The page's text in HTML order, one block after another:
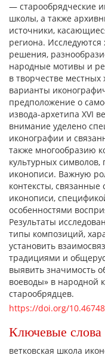
Ключевые слова
ветковская школа
— старообрядческие
школы, а также
источники,
региона.
решения,
народные мотивы и
в творчестве
варианты
предположение о
извода-архетипа XVI
внимание уделено
иконографии и
также многообразию
культурных
иконописи. Важную
контексты,
иконописи,
особенностями
Результаты
типы композиций,
установить
традициями и
выявить значимость
воеводы» в народной
старообрядцев.
https://doi.org/